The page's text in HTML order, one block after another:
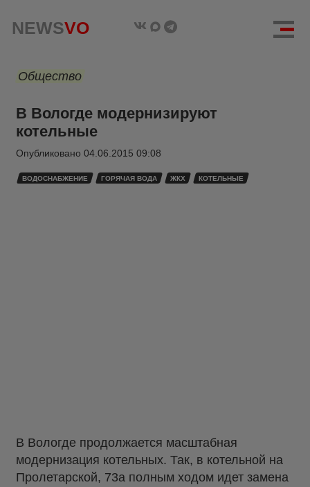
NEWSVO
Общество
В Вологде модернизируют
котельные
Опубликовано 04.06.2015 09:08
ВОДОСНАБЖЕНИЕ ГОРЯЧАЯ ВОДА ЖКХ КОТЕЛЬНЫЕ
В Вологде продолжается масштабная
модернизация котельных. Так, в котельной на
Пролетарской, 73а полным ходом идет замена